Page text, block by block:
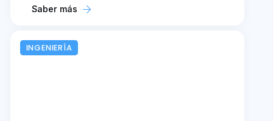
Saber más
INGENIERÍA